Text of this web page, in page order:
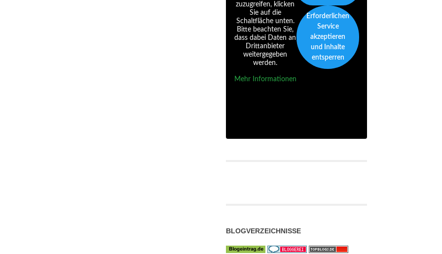
zuzugreifen, klicken
Sie auf die
Schaltfläche unten.
Bitte beachten Sie,
dass dabei Daten an
Drittanbieter
weitergegeben
werden.
Mehr Informationen
Erforderlichen
Service
akzeptieren
und Inhalte
entsperren
BLOGVERZEICHNISSE